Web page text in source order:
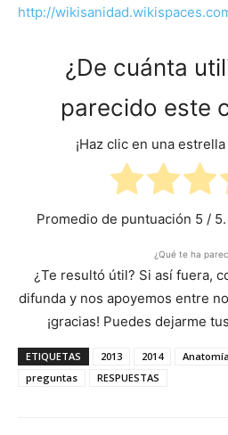
http://
¿De cuánta
parecido este
¡Haz clic en una
Promedio de puntuación 5 /
¿Qué te ha
¿Te resultó útil? Si así fuera,
difunda y nos apoyemos entre
¡gracias! Puedes dejarme
ETIQUETAS 2013 2014
preguntas
RESPUESTAS